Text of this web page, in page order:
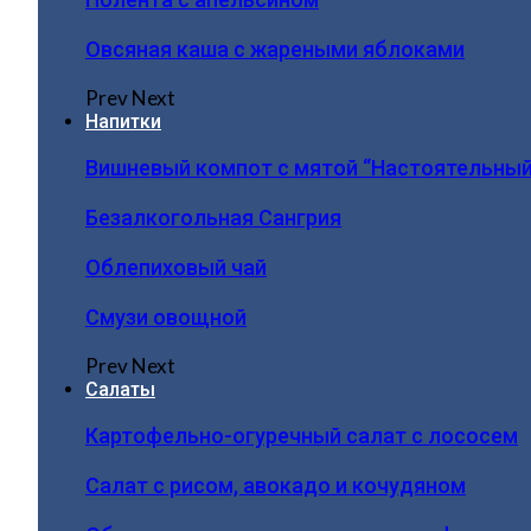
Овсяная каша с жареными яблоками
PrevNext
Напитки
Вишневый компот с мятой
Безалкогольная Сангрия
Облепиховый чай
Смузи овощной
PrevNext
Салаты
Картофельно-огуречный салат с лососем
Салат с рисом, авокадо и кочудяном